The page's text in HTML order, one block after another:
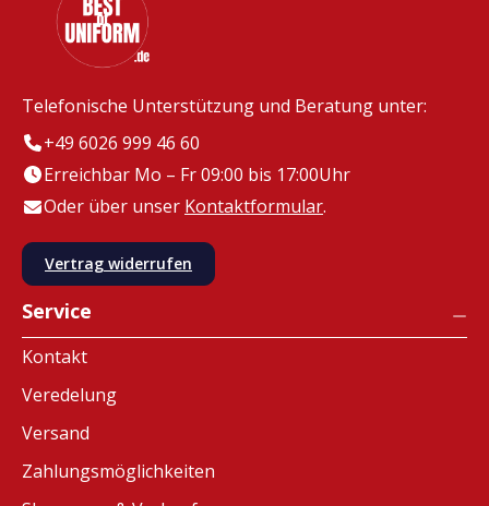
Telefonische Unterstützung und Beratung unter:
+49 6026 999 46 60
Erreichbar Mo – Fr 09:00 bis 17:00Uhr
Oder über unser Kontaktformular.
Vertrag widerrufen
Service
Kontakt
Veredelung
Versand
Zahlungsmöglichkeiten